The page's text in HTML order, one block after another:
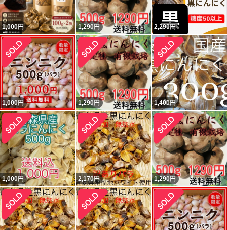
1,000円 1,290円 2,290円
1,000円 1,290円 1,400円
1,000円 2,170円 1,290円